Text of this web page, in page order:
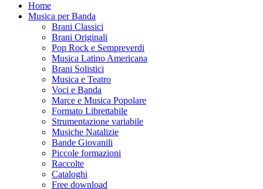
Home
Musica per Banda
Brani Classici
Brani Originali
Pop Rock e Sempreverdi
Musica Latino Americana
Brani Solistici
Musica e Teatro
Voci e Banda
Marce e Musica Popolare
Formato Librettabile
Strumentazione variabile
Musiche Natalizie
Bande Giovanili
Piccole formazioni
Raccolte
Cataloghi
Free download